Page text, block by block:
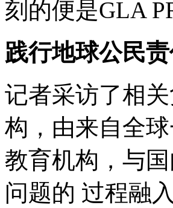
刻的便是GLA
践行地球公民
记者采访了相
构，由来自全
教育机构，与
问题的 过程融